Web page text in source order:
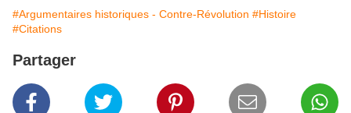
#Argumentaires historiques - Contre-Révolution #Histoire
#Citations
Partager